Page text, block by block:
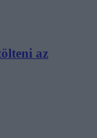
az